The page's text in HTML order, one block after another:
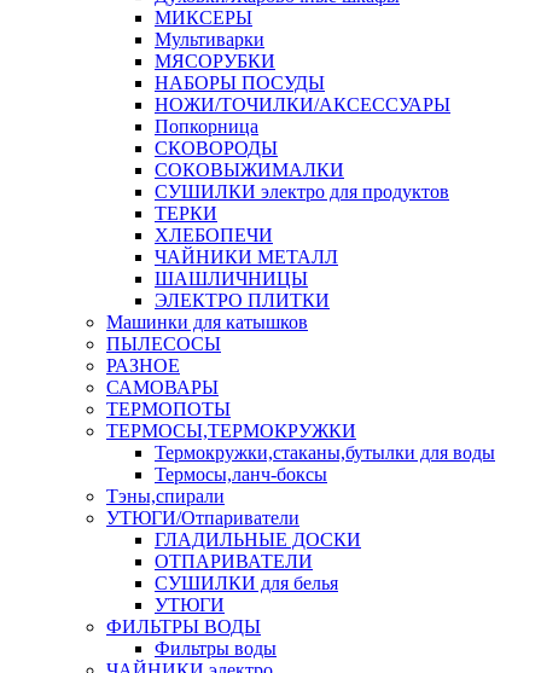
МИКСЕРЫ
Мультиварки
МЯСОРУБКИ
НАБОРЫ ПОСУДЫ
НОЖИ/ТОЧИЛКИ/АКСЕССУАРЫ
Попкорница
СКОВОРОДЫ
СОКОВЫЖИМАЛКИ
СУШИЛКИ электро для продуктов
ТЕРКИ
ХЛЕБОПЕЧИ
ЧАЙНИКИ МЕТАЛЛ
ШАШЛИЧНИЦЫ
ЭЛЕКТРО ПЛИТКИ
Машинки для катышков
ПЫЛЕСОСЫ
РАЗНОЕ
САМОВАРЫ
ТЕРМОПОТЫ
ТЕРМОСЫ,ТЕРМОКРУЖКИ
Термокружки,стаканы,бутылки для воды
Термосы,ланч-боксы
Тэны,спирали
УТЮГИ/Отпариватели
ГЛАДИЛЬНЫЕ ДОСКИ
ОТПАРИВАТЕЛИ
СУШИЛКИ для белья
УТЮГИ
ФИЛЬТРЫ ВОДЫ
Фильтры воды